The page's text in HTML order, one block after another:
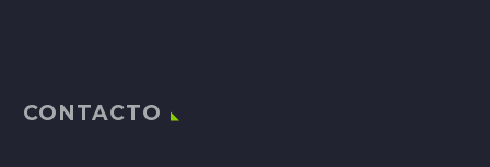
CONTACTO